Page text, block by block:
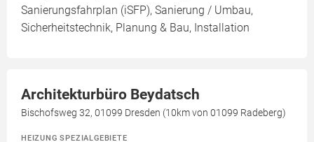
Sanierungsfahrplan (iSFP), Sanierung / Umbau,
Sicherheitstechnik, Planung & Bau, Installation
Architekturbüro Beydatsch
Bischofsweg 32, 01099 Dresden (10km von 01099 Radeberg)
HEIZUNG SPEZIALGEBIETE